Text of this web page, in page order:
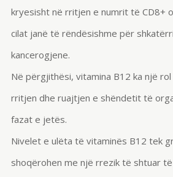
kryesisht në rritjen e numrit të CD8+
cilat janë të rëndësishme për
kancerogjene.
Në përgjithësi, vitamina B12 ka një
rritjen dhe ruajtjen e shëndetit të
fazat e jetës.
Nivelet e ulëta të vitaminës B12 tek
shoqërohen me një rrezik të shtuar